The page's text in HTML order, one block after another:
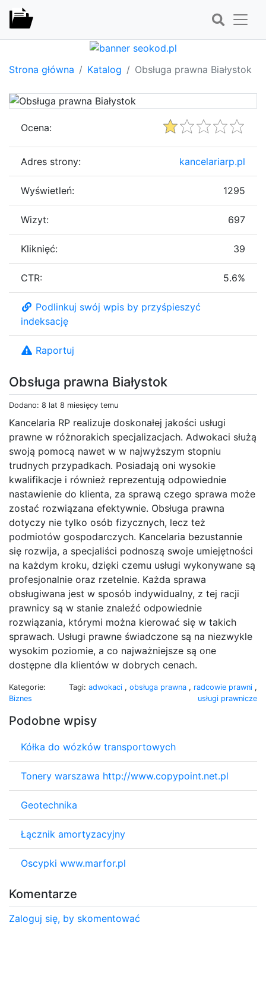
Strona główna Katalog Obsługa prawna Białystok
Obsługa prawna Białystok
Dodano: 8 lat 8 miesięcy temu
Kancelaria RP realizuje doskonałej jakości usługi
prawne w różnorakich specjalizacjach. Adwokaci służą
swoją pomocą nawet w w najwyższym stopniu
trudnych przypadkach. Posiadają oni wysokie
kwalifikacje i również reprezentują odpowiednie
nastawienie do klienta, za sprawą czego sprawa może
zostać rozwiązana efektywnie. Obsługa prawna
dotyczy nie tylko osób fizycznych, lecz też
podmiotów gospodarczych. Kancelaria bezustannie
się rozwija, a specjaliści podnoszą swoje umiejętności
na każdym kroku, dzięki czemu usługi wykonywane są
profesjonalnie oraz rzetelnie. Każda sprawa
obsługiwana jest w sposób indywidualny, z tej racji
prawnicy są w stanie znaleźć odpowiednie
rozwiązania, którymi można kierować się w takich
sprawach. Usługi prawne świadczone są na niezwykle
wysokim poziomie, a co najważniejsze są one
dostępne dla klientów w dobrych cenach.
Kategorie:
Biznes
Tagi: adwokaci , obsługa prawna , radcowie prawni ,
usługi prawnicze
Podobne wpisy
Kółka do wózków transportowych
Tonery warszawa http://www.copypoint.net.pl
Geotechnika
Łącznik amortyzacyjny
Oscypki www.marfor.pl
Komentarze
Zaloguj się, by skomentować
Ocena:
Adres strony: kancelariarp.pl
Wyświetleń: 1295
Wizyt: 697
Kliknięć: 39
CTR: 5.6%
Podlinkuj swój wpis by przyśpieszyć
indeksację
Raportuj